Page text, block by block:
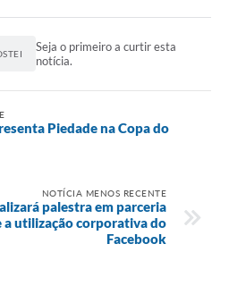
Seja o primeiro a curtir esta
notícia.
Piedade na Copa do
NOTÍCIA MENOS RECENTE
palestra em parceria
a utilização corporativa do
Facebook